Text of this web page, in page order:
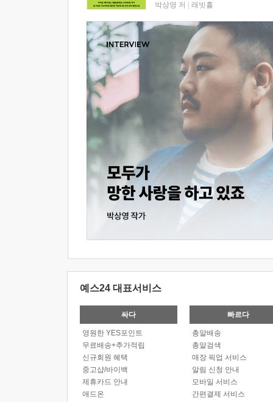
박상영 저 래빗홀
예스24 대표서비스
싸다
영원한 YES포인트
무료배송+추가적립
신규회원 혜택
중고샵/바이백
제휴카드 안내
애드온
빠르다
총알배송
총알검색
매장 픽업 서비스
알림 신청 안내
모바일 서비스
간편결제 서비스